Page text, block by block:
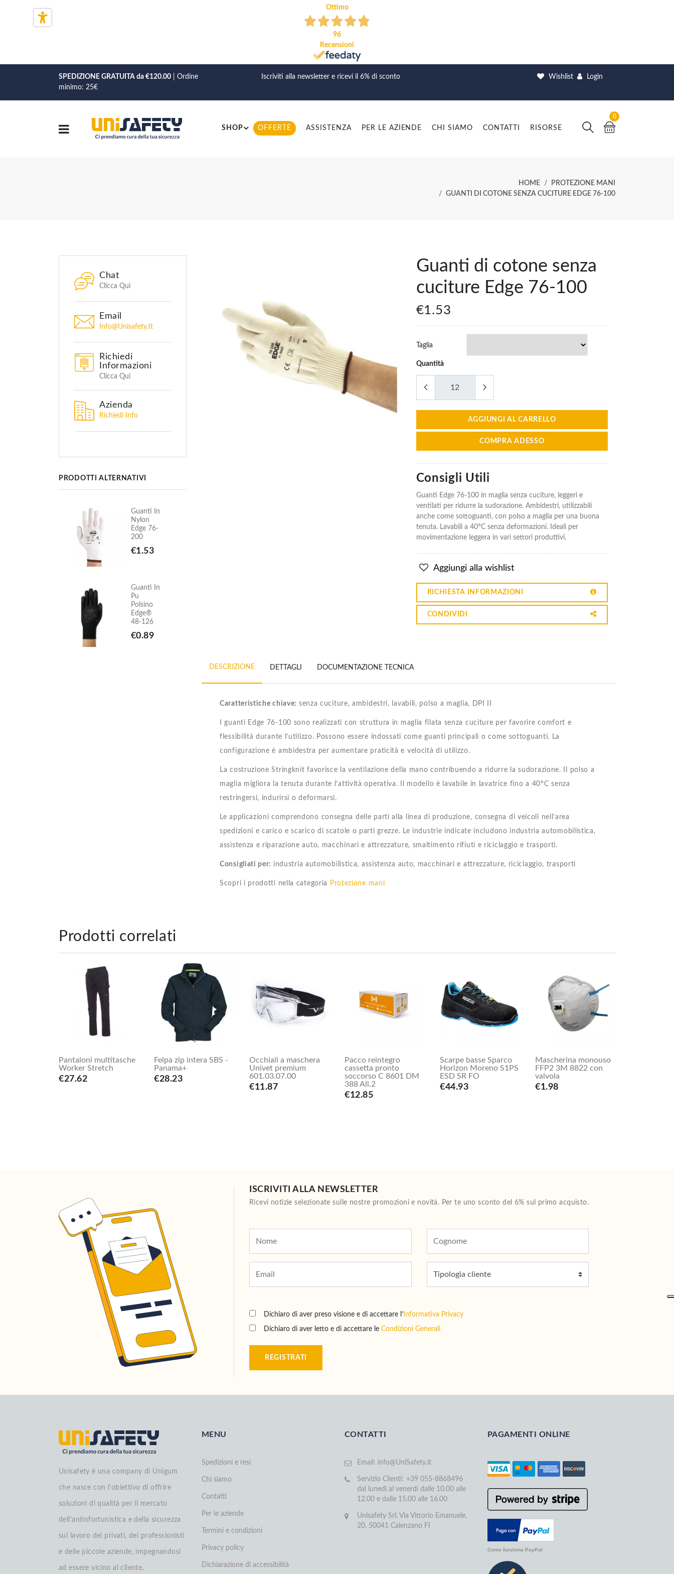
Ottimo
96
Recensioni
SPEDIZIONE GRATUITA da €120.00 | Ordine
minimo: 25€
Iscriviti alla newsletter e ricevi il 6% di sconto Wishlist Login
SHOP OFFERTE ASSISTENZA PER LE AZIENDE CHI SIAMO CONTATTI RISORSE
0
HOME
PROTEZIONE MANI
GUANTI DI COTONE SENZA CUCITURE EDGE 76-100
Chat
Clicca Qui
Email
Info@unisafety.it
Richiedi
Informazioni
Clicca Qui
Azienda
Richiedi Info
PRODOTTI ALTERNATIVI
Guanti In
Nylon
Edge 76-
200
€1.53
Guanti In
Pu
Polsino
Edge®
48-126
€0.89
Guanti di cotone senza
cuciture Edge 76-100
€1.53
Taglia
Quantità
AGGIUNGI AL CARRELLO
COMPRA ADESSO
Consigli Utili
Guanti Edge 76-100 in maglia senza cuciture, leggeri e
ventilati per ridurre la sudorazione. Ambidestri, utilizzabili
anche come sottoguanti, con polso a maglia per una buona
tenuta. Lavabili a 40°C senza deformazioni. Ideali per
movimentazione leggera in vari settori produttivi.
Aggiungi alla wishlist
RICHIESTA INFORMAZIONI
CONDIVIDI
DESCRIZIONE DETTAGLI DOCUMENTAZIONE TECNICA
Caratteristiche chiave: senza cuciture, ambidestri, lavabili, polso a maglia, DPI II
I guanti Edge 76-100 sono realizzati con struttura in maglia filata senza cuciture per favorire comfort e
flessibilità durante l’utilizzo. Possono essere indossati come guanti principali o come sottoguanti. La
configurazione è ambidestra per aumentare praticità e velocità di utilizzo.
La costruzione Stringknit favorisce la ventilazione della mano contribuendo a ridurre la sudorazione. Il polso a
maglia migliora la tenuta durante l’attività operativa. Il modello è lavabile in lavatrice fino a 40°C senza
restringersi, indurirsi o deformarsi.
Le applicazioni comprendono consegna delle parti alla linea di produzione, consegna di veicoli nell’area
spedizioni e carico e scarico di scatole o parti grezze. Le industrie indicate includono industria automobilistica,
assistenza e riparazione auto, macchinari e attrezzature, smaltimento rifiuti e riciclaggio e trasporti.
Consigliati per: industria automobilistica, assistenza auto, macchinari e attrezzature, riciclaggio, trasporti
Scopri i prodotti nella categoria Protezione mani
Prodotti correlati
Pantaloni multitasche
Worker Stretch
€27.62
Felpa zip intera SBS -
Panama+
€28.23
Occhiali a maschera
Univet premium
601.03.07.00
€11.87
Pacco reintegro
cassetta pronto
soccorso C 8601 DM
388 All.2
€12.85
Scarpe basse Sparco
Horizon Moreno S1PS
ESD SR FO
€44.93
Mascherina monouso
FFP2 3M 8822 con
valvola
€1.98
ISCRIVITI ALLA NEWSLETTER
Ricevi notizie selezionate sulle nostre promozioni e novità. Per te uno sconto del 6% sul primo acquisto.
Dichiaro di aver preso visione e di accettare l’ Informativa Privacy
Dichiaro di aver letto e di accettare le Condizioni Generali
REGISTRATI
Unisafety è una company di Unigum
che nasce con l'obiettivo di offrire
soluzioni di qualità per il mercato
dell'antinfortunistica e della sicurezza
sul lavoro dei privati, dei professionisti
e delle piccole aziende, impegnandosi
ad essere vicino al cliente,
MENU
Spedizioni e resi
Chi siamo
Contatti
Per le aziende
Termini e condizioni
Privacy policy
Dichiarazione di accessibilità
CONTATTI
Email: info@UniSafety.it
Servizio Clienti: +39 055-8868496
dal lunedi al venerdi dalle 10.00 alle
12.00 e dalle 15.00 alle 16.00
Unisafety Srl, Via Vittorio Emanuele,
20, 50041 Calenzano FI
PAGAMENTI ONLINE
Come funziona PayPal